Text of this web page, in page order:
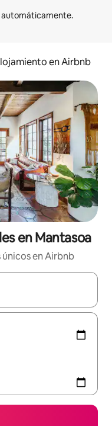
en Airbnb
en Mantasoa
en Airbnb
navegá con las